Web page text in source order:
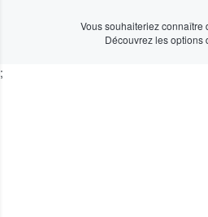
Vous souhaiteriez connaître
Découvrez les options
;